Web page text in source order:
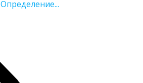
Определение...